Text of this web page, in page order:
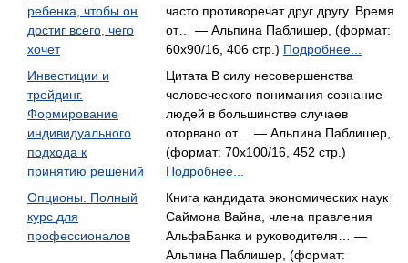
ребенка, чтобы он
достиг всего, чего
хочет
часто противоречат друг другу. Время
от… — Альпина Паблишер, (формат:
60x90/16, 406 стр.) Подробнее...
Инвестиции и
трейдинг.
Формирование
индивидуального
подхода к
принятию решений
Цитата В силу несовершенства
человеческого понимания сознание
людей в большинстве случаев
оторвано от… — Альпина Паблишер,
(формат: 70x100/16, 452 стр.)
Подробнее...
Опционы. Полный
курс для
профессионалов
Книга кандидата экономических наук
Саймона Вайна, члена правления
Альфа­Банка и руководителя… —
Альпина Паблишер, (формат: